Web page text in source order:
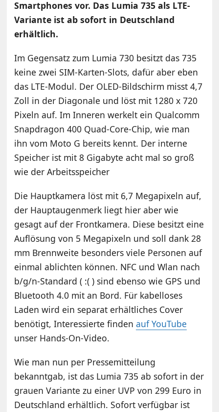
Smartphones vor. Das Lumia 735 als LTE-
Variante ist ab sofort in Deutschland
erhältlich.
Im Gegensatz zum Lumia 730 besitzt das 735
keine zwei SIM-Karten-Slots, dafür aber eben
das LTE-Modul. Der OLED-Bildschirm misst 4,7
Zoll in der Diagonale und löst mit 1280 x 720
Pixeln auf. Im Inneren werkelt ein Qualcomm
Snapdragon 400 Quad-Core-Chip, wie man
ihn vom Moto G bereits kennt. Der interne
Speicher ist mit 8 Gigabyte acht mal so groß
wie der Arbeitsspeicher
Die Hauptkamera löst mit 6,7 Megapixeln auf,
der Hauptaugenmerk liegt hier aber wie
gesagt auf der Frontkamera. Diese besitzt eine
Auflösung von 5 Megapixeln und soll dank 28
mm Brennweite besonders viele Personen auf
einmal ablichten können. NFC und Wlan nach
b/g/n-Standard ( :( ) sind ebenso wie GPS und
Bluetooth 4.0 mit an Bord. Für kabelloses
Laden wird ein separat erhältliches Cover
benötigt, Interessierte findenauf YouTube
unser Hands-On-Video.
Wie man nun per Pressemitteilung
bekanntgab, ist das Lumia 735 ab sofort in der
grauen Variante zu einer UVP von 299 Euro in
Deutschland erhältlich. Sofort verfügbar ist